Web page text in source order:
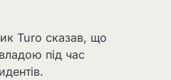
Turo сказав, що
під час